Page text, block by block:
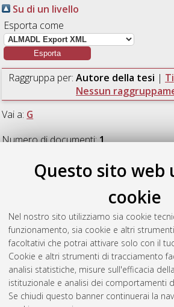
Questo sito web
cookie
Nel nostro sito utilizziamo sia cookie
funzionamento, sia cookie e altri
facoltativi che potrai attivare solo con il
Cookie e altri strumenti di tracciamento
analisi statistiche, misure sull'efficacia
istituzionale e analisi dei comportamenti
Se chiudi questo banner continuerai la
Su di un livello
Esporta come
Raggruppa per: Autore della tesi |
Nessun
Vai a: G
Numero di documenti:1.
carsica Buca di Ronzana, Dolina
[Laurea], Università di Bologna, Corso
geologiche [L-DM270]
Questa lista e' stata generata il